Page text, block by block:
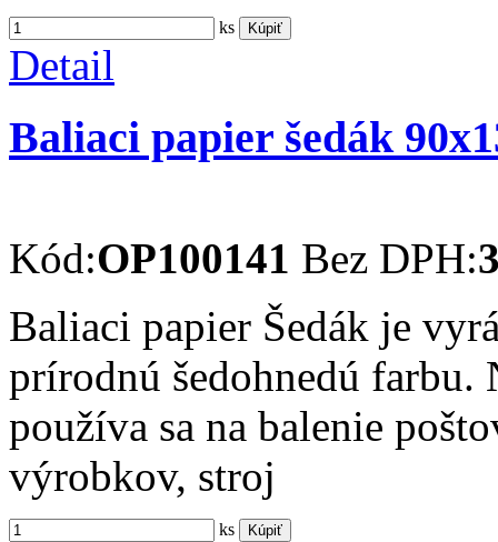
ks Kúpiť
Detail
Baliaci papier šedák
Kód:OP100141 Bez DPH:
Baliaci papier Šedák je
prírodnú šedohnedú farbu.
používa sa na balenie
výrobkov, stroj
ks Kúpiť